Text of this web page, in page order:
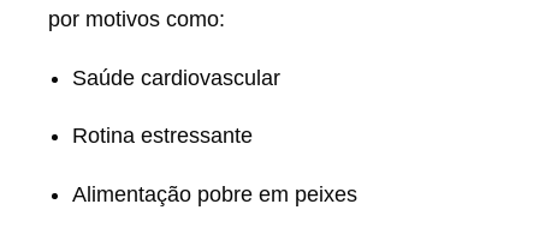
por motivos como:
Saúde cardiovascular
Rotina estressante
Alimentação pobre em peixes